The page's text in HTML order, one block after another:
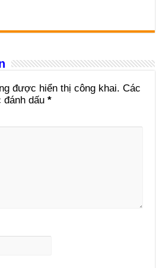
được hiển thị công khai. Các
đánh dấu*